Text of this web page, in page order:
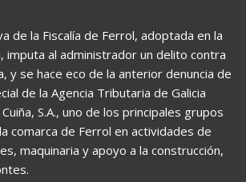
de la Fiscalía de Ferrol, adoptada en la
imputa al administrador un delito contra
y se hace eco de la anterior denuncia de
de la Agencia Tributaria de Galicia
S.A., uno de los principales grupos
comarca de Ferrol en actividades de
maquinaria y apoyo a la construcción,